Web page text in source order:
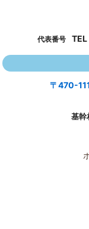
代表番号 TEL
〒470-
基幹